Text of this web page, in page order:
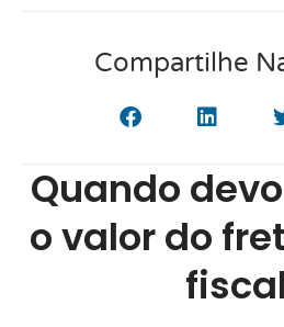
Compartilhe
Quando
o valor do